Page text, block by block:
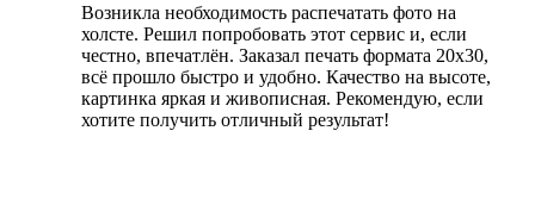
Возникла необходимость распечатать фото на
холсте. Решил попробовать этот сервис и, если
честно, впечатлён. Заказал печать формата 20х30,
всё прошло быстро и удобно. Качество на высоте,
картинка яркая и живописная. Рекомендую, если
хотите получить отличный результат!